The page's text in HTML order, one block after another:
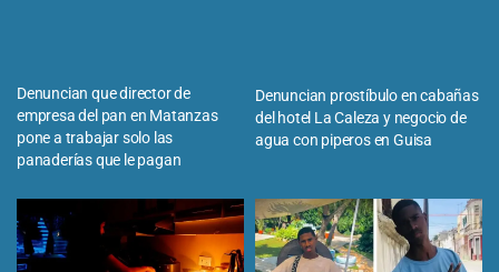
Denuncian que director de
empresa del pan en Matanzas
pone a trabajar solo las
panaderías que le pagan
Denuncian prostíbulo en cabañas
del hotel La Caleza y negocio de
agua con piperos en Guisa